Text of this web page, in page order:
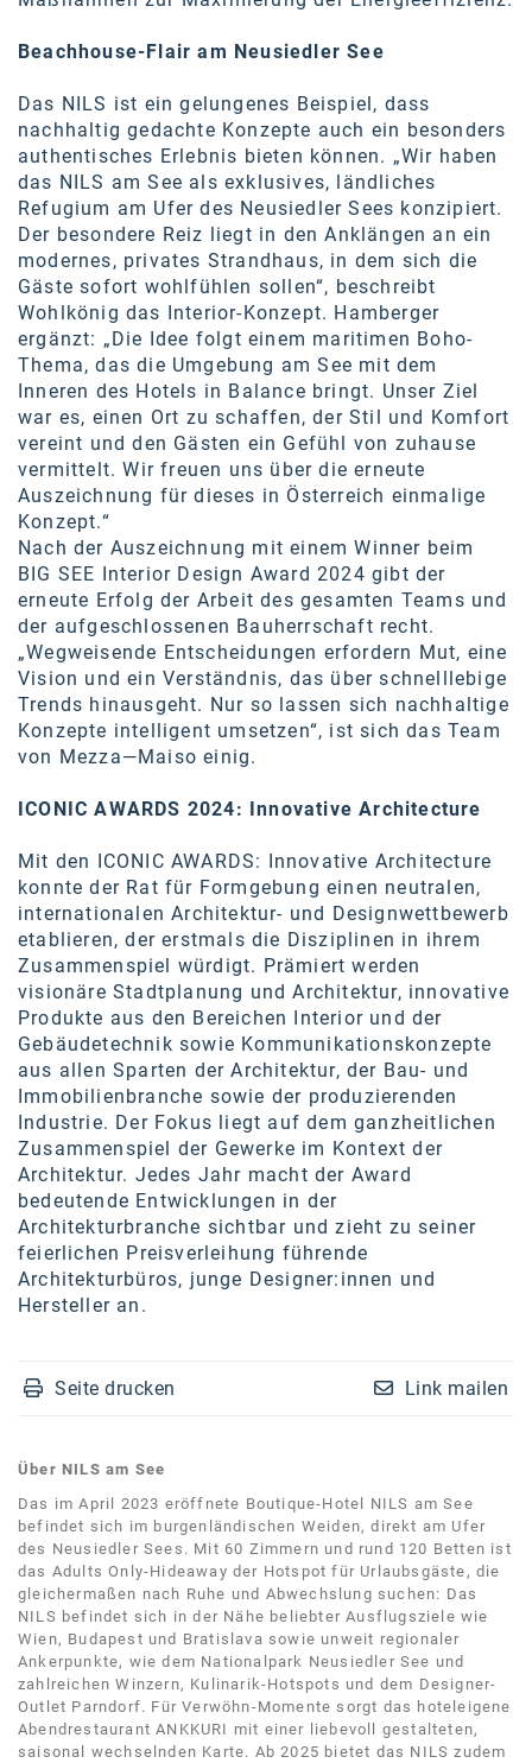
Beachhouse-Flair am Neusiedler See
Das NILS ist ein gelungenes Beispiel, dass
nachhaltig gedachte Konzepte auch ein besonders
authentisches Erlebnis bieten können. „Wir haben
das NILS am See als exklusives, ländliches
Refugium am Ufer des Neusiedler Sees konzipiert.
Der besondere Reiz liegt in den Anklängen an ein
modernes, privates Strandhaus, in dem sich die
Gäste sofort wohlfühlen sollen“, beschreibt
Wohlkönig das Interior-Konzept. Hamberger
ergänzt: „Die Idee folgt einem maritimen Boho-
Thema, das die Umgebung am See mit dem
Inneren des Hotels in Balance bringt. Unser Ziel
war es, einen Ort zu schaffen, der Stil und Komfort
vereint und den Gästen ein Gefühl von zuhause
vermittelt. Wir freuen uns über die erneute
Auszeichnung für dieses in Österreich einmalige
Konzept.“
Nach der Auszeichnung mit einem Winner beim
BIG SEE Interior Design Award 2024 gibt der
erneute Erfolg der Arbeit des gesamten Teams und
der aufgeschlossenen Bauherrschaft recht.
„Wegweisende Entscheidungen erfordern Mut, eine
Vision und ein Verständnis, das über schnelllebige
Trends hinausgeht. Nur so lassen sich nachhaltige
Konzepte intelligent umsetzen“, ist sich das Team
von Mezza—Maiso einig.
ICONIC AWARDS 2024: Innovative Architecture
Mit den ICONIC AWARDS: Innovative Architecture
konnte der Rat für Formgebung einen neutralen,
internationalen Architektur- und Designwettbewerb
etablieren, der erstmals die Disziplinen in ihrem
Zusammenspiel würdigt. Prämiert werden
visionäre Stadtplanung und Architektur, innovative
Produkte aus den Bereichen Interior und der
Gebäudetechnik sowie Kommunikationskonzepte
aus allen Sparten der Architektur, der Bau- und
Immobilienbranche sowie der produzierenden
Industrie. Der Fokus liegt auf dem ganzheitlichen
Zusammenspiel der Gewerke im Kontext der
Architektur. Jedes Jahr macht der Award
bedeutende Entwicklungen in der
Architekturbranche sichtbar und zieht zu seiner
feierlichen Preisverleihung führende
Architekturbüros, junge Designer:innen und
Hersteller an.
Seite drucken Link mailen
Über NILS am See
Das im April 2023 eröffnete Boutique-Hotel NILS am See
befindet sich im burgenländischen Weiden, direkt am Ufer
des Neusiedler Sees. Mit 60 Zimmern und rund 120 Betten ist
das Adults Only-Hideaway der Hotspot für Urlaubsgäste, die
gleichermaßen nach Ruhe und Abwechslung suchen: Das
NILS befindet sich in der Nähe beliebter Ausflugsziele wie
Wien, Budapest und Bratislava sowie unweit regionaler
Ankerpunkte, wie dem Nationalpark Neusiedler See und
zahlreichen Winzern, Kulinarik-Hotspots und dem Designer-
Outlet Parndorf. Für Verwöhn-Momente sorgt das hoteleigene
Abendrestaurant ANKKURI mit einer liebevoll gestalteten,
saisonal wechselnden Karte. Ab 2025 bietet das NILS zudem